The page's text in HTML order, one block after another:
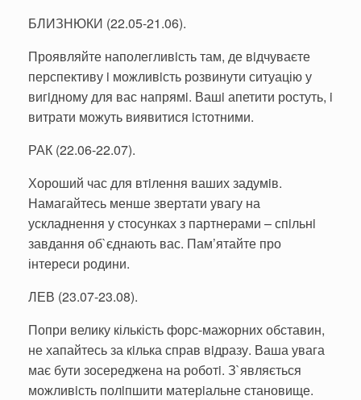
БЛИЗНЮКИ (22.05-21.06).
Проявляйте наполегливiсть там, де вiдчуваєте
перспективу i можливiсть розвинути ситуацію у
вигiдному для вас напрямi. Вашi апетити ростуть, i
витрати можуть виявитися iстотними.
РАК (22.06-22.07).
Хороший час для втiлення ваших задумiв.
Намагайтесь менше звертати увагу на
ускладнення у стосунках з партнерами – спiльнi
завдання об`єднають вас. Пам’ятайте про
інтереси родини.
ЛЕВ (23.07-23.08).
Попри велику кількість форс-мажорних обставин,
не хапайтесь за кiлька справ вiдразу. Ваша увага
має бути зосереджена на роботi. З`являється
можливiсть полiпшити матерiальне становище.